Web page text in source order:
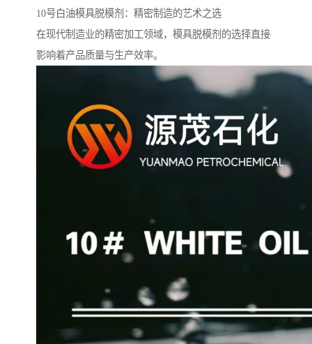
10号白油模具脱模剂：精密制造的艺术之选
在现代制造业的精密加工领域，模具脱模剂的选择直接
影响着产品质量与生产效率。